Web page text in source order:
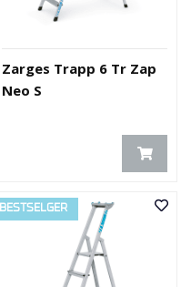
Zarges Trapp 6 Tr Zap
Neo S
BESTSELGER